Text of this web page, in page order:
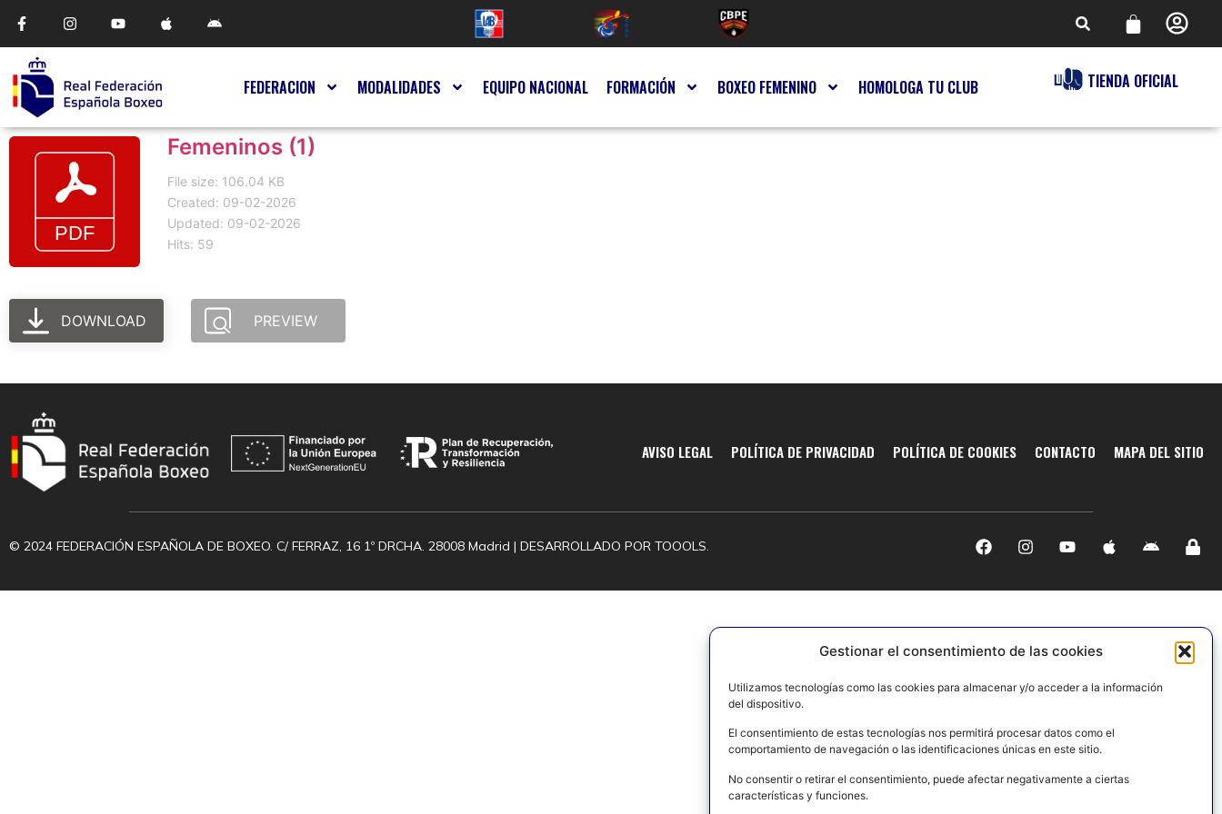
Gestionar el consentimiento de las cookies
Utilizamos tecnologías como las cookies para almacenar y/o acceder a la información
del dispositivo.
El consentimiento de estas tecnologías nos permitirá procesar datos como el
comportamiento de navegación o las identificaciones únicas en este sitio.
No consentir o retirar el consentimiento, puede afectar negativamente a ciertas
características y funciones.
FEDERACION MODALIDADES EQUIPO NACIONAL FORMACIÓN BOXEO FEMENINO HOMOLOGA TU CLUB TIENDA OFICIAL
Femeninos (1)
File size: 106.04 KB
Created: 09-02-2026
Updated: 09-02-2026
Hits: 59
DOWNLOAD PREVIEW
AVISO LEGAL POLÍTICA DE PRIVACIDAD POLÍTICA DE COOKIES CONTACTO MAPA DEL SITIO
© 2024 FEDERACIÓN ESPAÑOLA DE BOXEO. C/ FERRAZ, 16 1º DRCHA. 28008 Madrid | DESARROLLADO POR TOOOLS.